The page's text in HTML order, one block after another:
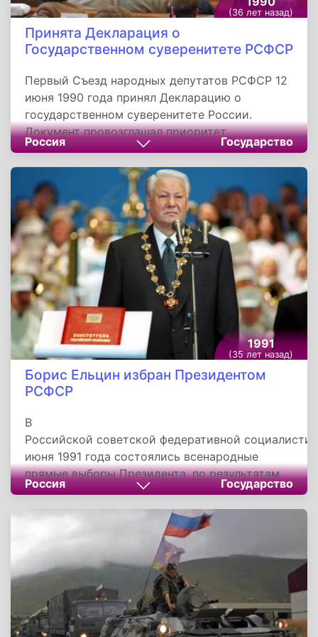
(36 лет назад)
Принята Декларация о
Государственном суверенитете РСФСР
Первый Съезд народных депутатов РСФСР 12
июня 1990 года принял Декларацию о
государственном суверенитете России.
Документ провозглашал приоритет
Конституции РСФСР над законами Советского
Союза. Вслед за этим о своем суверенитете
объявили все советские республики. Кроме
того, важной вехой в укреплении российской
государственности стало принятие нового
названия страны - Российская Федерация.
Россия Государство
1991
(35 лет назад)
Борис Ельцин избран Президентом
РСФСР
В
Российской советской федеративной
июня 1991 года состоялись всенародные
прямые выборы Президента, по результатам
которых победу одержал Борис Ельцин,
набравший 57,3 % голосов избирателей.
Вместе с ним был избран вице-президент
России, которым стал Александр Руцкой. В
голосовании приняли участие 79 498 240
жителей страны.
Россия Государство